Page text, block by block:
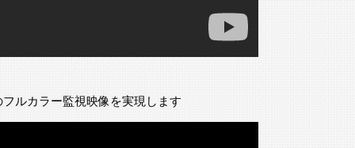
ルカラー監視映像を実現します